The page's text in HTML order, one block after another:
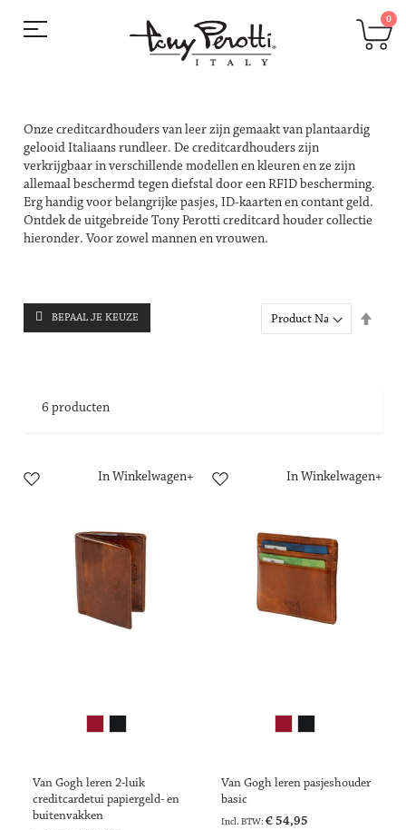
0
naar
Onze creditcardhouders van leer zijn gemaakt van plantaardig
gelooid Italiaans rundleer. De creditcardhouders zijn
verkrijgbaar in verschillende modellen en kleuren en ze zijn
allemaal beschermd tegen diefstal door een RFID bescherming.
Erg handig voor belangrijke pasjes, ID-kaarten en contant geld.
Ontdek de uitgebreide Tony Perotti creditcard houder collectie
hieronder. Voor zowel mannen en vrouwen.
6 producten
In Winkelwagen
Van Gogh leren 2-luik
creditcardetui papiergeld- en
buitenvakken
In Winkelwagen
Van Gogh leren pasjeshouder
basic
€ 54,95
BEPAAL JE KEUZE